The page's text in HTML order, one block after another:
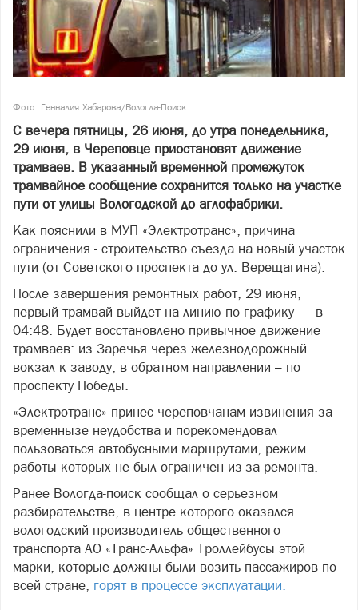
Фото: Геннадия Хабарова/Вологда-Поиск
С вечера пятницы, 26 июня, до утра понедельника,
29 июня, в Череповце приостановят движение
трамваев. В указанный временной промежуток
трамвайное сообщение сохранится только на участке
пути от улицы Вологодской до аглофабрики.
Как пояснили в МУП «Электротранс», причина
ограничения - строительство съезда на новый участок
пути (от Советского проспекта до ул. Верещагина).
После завершения ремонтных работ, 29 июня,
первый трамвай выйдет на линию по графику — в
04:48. Будет восстановлено привычное движение
трамваев: из Заречья через железнодорожный
вокзал к заводу, в обратном направлении – по
проспекту Победы.
«Электротранс» принес череповчанам извинения за
временнызе неудобства и порекомендовал
пользоваться автобусными маршрутами, режим
работы которых не был ограничен из-за ремонта.
Ранее Вологда-поиск сообщал о серьезном
разбирательстве, в центре которого оказался
вологодский производитель общественного
транспорта АО «Транс-Альфа» Троллейбусы этой
марки, которые должны были возить пассажиров по
всей стране, горят в процессе эксплуатации.